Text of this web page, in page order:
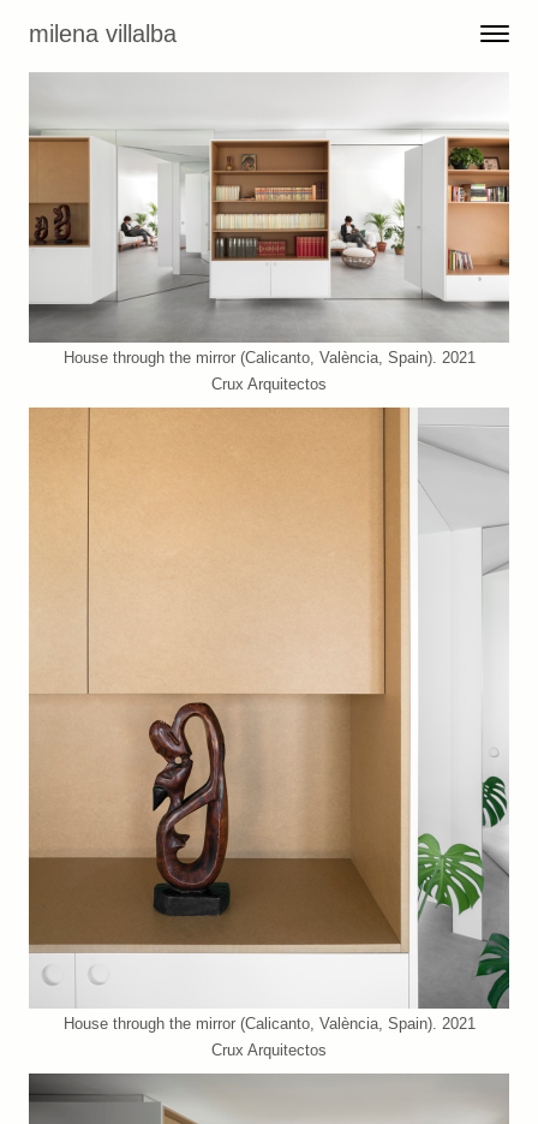
milena villalba Toggle
Menu
House through the mirror (Calicanto, València, Spain). 2021
Crux Arquitectos
House through the mirror (Calicanto, València, Spain). 2021
Crux Arquitectos